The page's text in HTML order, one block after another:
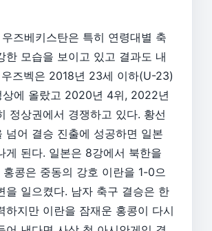
즈베키스탄은 특히 연령대별 축
한 모습을 보이고 있고 결과도 내
즈벡은 2018년 23세 이하(U-23)
상에 올랐고 2020년 4위, 2022년
정상권에서 경쟁하고 있다. 황선
넘어 결승 진출에 성공하면 일본
게 된다. 일본은 8강에서 북한을
콩은 중동의 강호 이란을 1-0으
을 일으켰다. 남자 축구 결승은 한
하지만 이란을 잠재운 홍콩이 다시